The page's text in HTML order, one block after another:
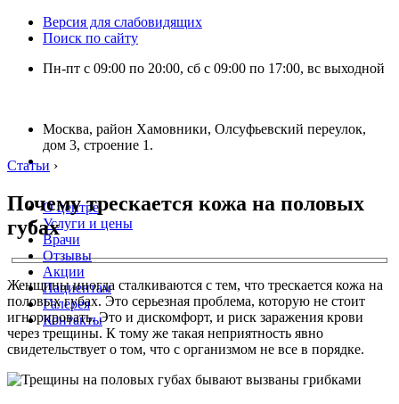
Версия для слабовидящих
Поиск по сайту
Пн-пт с 09:00 по 20:00, сб с 09:00 по 17:00, вс выходной
Москва, район Хамовники, Олсуфьевский переулок,
дом 3, строение 1.
О центре
Услуги и цены
Врачи
Отзывы
Акции
Пациентам
Галерея
Контакты
Статьи ›
Почему трескается кожа на половых
губах
Женщины иногда сталкиваются с тем, что трескается кожа на
половых губах. Это серьезная проблема, которую не стоит
игнорировать. Это и дискомфорт, и риск заражения крови
через трещины. К тому же такая неприятность явно
свидетельствует о том, что с организмом не все в порядке.